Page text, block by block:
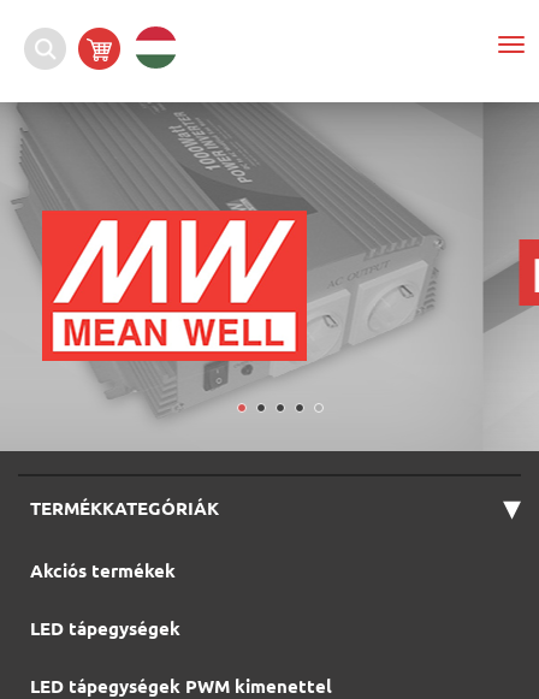
TERMÉKKATEGÓRIÁK ▾
Akciós termékek
LED tápegységek
LED tápegységek PWM kimenettel